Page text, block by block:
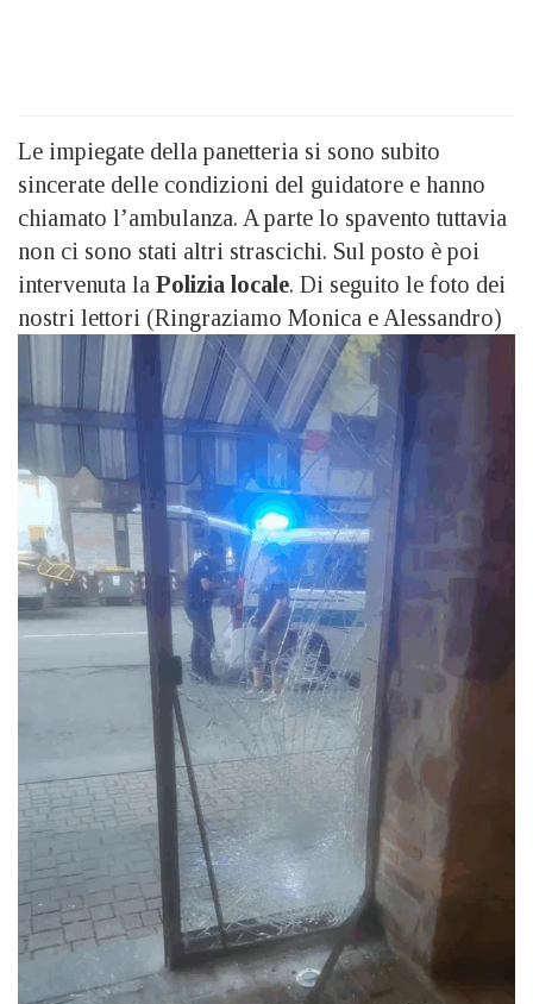
Le impiegate della panetteria si sono subito
sincerate delle condizioni del guidatore e hanno
chiamato l’ambulanza. A parte lo spavento tuttavia
non ci sono stati altri strascichi. Sul posto è poi
intervenuta la Polizia locale. Di seguito le foto dei
nostri lettori (Ringraziamo Monica e Alessandro)